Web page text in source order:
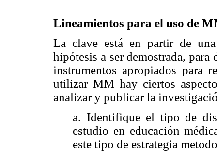
Lineamientos para el uso de
La clave está en partir de
hipótesis a ser demostrada,
instrumentos apropiados para
utilizar MM hay ciertos
analizar y publicar la
a. Identifique el tipo de
estudio en educación
este tipo de estrategia